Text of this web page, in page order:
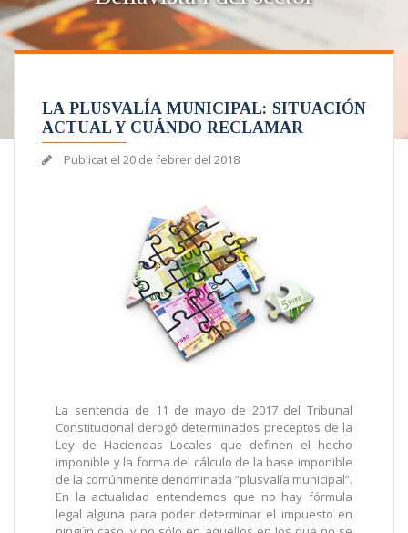
LA PLUSVALÍA MUNICIPAL: SITUACIÓN
ACTUAL Y CUÁNDO RECLAMAR
Publicat el 20 de febrer del 2018
La sentencia de 11 de mayo de 2017 del Tribunal
Constitucional derogó determinados preceptos de la
Ley de Haciendas Locales que definen el hecho
imponible y la forma del cálculo de la base imponible
de la comúnmente denominada “plusvalía municipal”.
En la actualidad entendemos que no hay fórmula
legal alguna para poder determinar el impuesto en